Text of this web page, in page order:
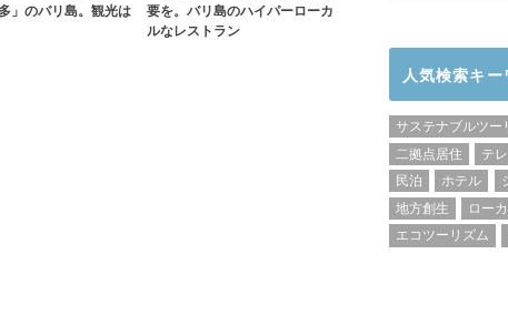
」のバリ島。観光は
要を。バリ島のハイパーローカ
ルなレストラン
人気検索キー
サステナブルツー
二拠点居住
テ
民泊
ホテル
地方創生
ロー
エコツーリズム